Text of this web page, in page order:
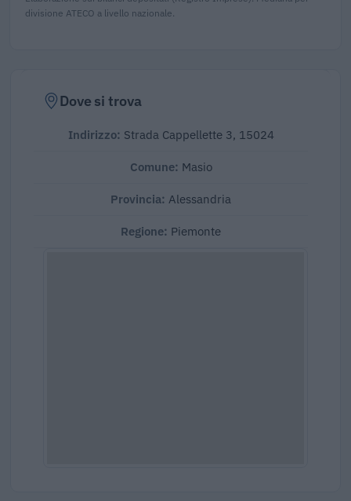
divisione ATECO a livello nazionale.
Dove si trova
Indirizzo: Strada Cappellette 3, 15024
Comune: Masio
Provincia: Alessandria
Regione: Piemonte